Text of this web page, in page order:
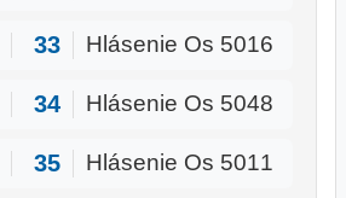
33 Hlásenie Os 5016
34 Hlásenie Os 5048
35 Hlásenie Os 5011